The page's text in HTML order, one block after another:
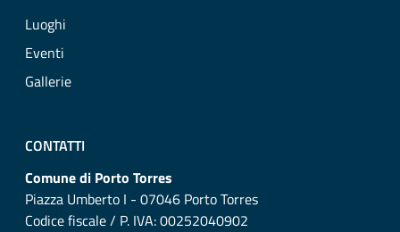
Luoghi
Eventi
Gallerie
CONTATTI
Comune di Porto Torres
Piazza Umberto I - 07046 Porto Torres
Codice fiscale / P. IVA: 00252040902